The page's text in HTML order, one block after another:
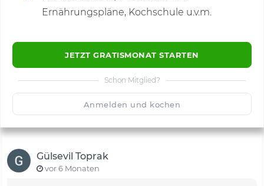
Ernährungspläne, Kochschule u.v.m.
JETZT GRATISMONAT STARTEN
Schon Mitglied?
Anmelden und kochen
🙂 Speichern
Gülsevil Toprak
vor 6 Monaten